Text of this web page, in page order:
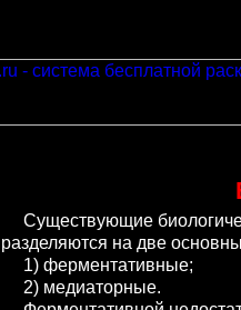
Существующие
разделяются на две
1) ферментативные;
2) медиаторные.